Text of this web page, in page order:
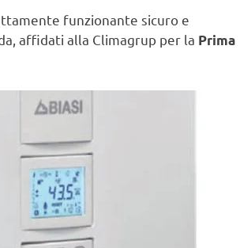
funzionante sicuro e
affidati alla Climagrup per la Prima